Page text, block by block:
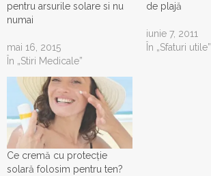
pentru arsurile solare si nu
numai
mai 16, 2015
În „Stiri Medicale”
de plajă
iunie 7, 2011
În „Sfaturi utile”
Ce cremă cu protecție
solară folosim pentru ten?